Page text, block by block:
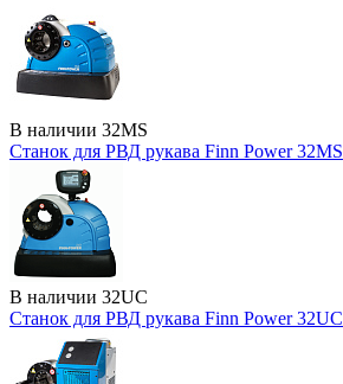
В наличии 32MS
Станок для РВД рукава Finn Power 32MS
В наличии 32UC
Станок для РВД рукава Finn Power 32UC